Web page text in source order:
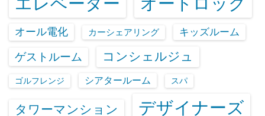
オール電化 カーシェアリング キッズルーム
ゲストルーム コンシェルジュ
ゴルフレンジ シアタールーム スパ
タワーマンション デザイナーズ